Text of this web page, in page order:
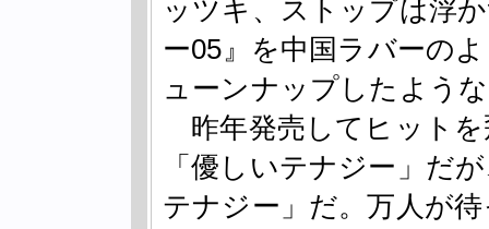
ッツキ、ストップは浮
ー05』を中国ラバーの
ューンナップしたよう
昨年発売してヒット
「優しいテナジー」だ
テナジー」だ。万人が